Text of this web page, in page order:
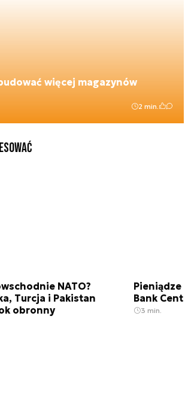
więcej magazynów
2 min.
NATO?
Turcja i Pakistan
obronny
Pieniądze
Bank
3 min.